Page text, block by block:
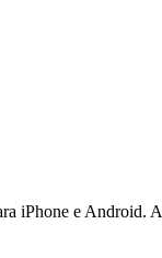
iPhone e Android.